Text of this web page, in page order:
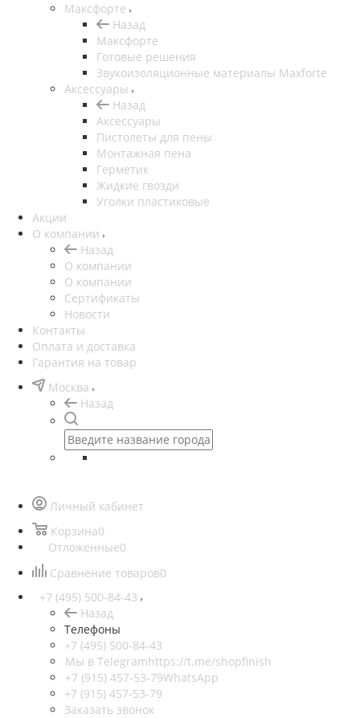
Максфорте
Назад
Максфорте
Готовые решения
Звукоизоляционные материалы Maxforte
Аксессуары
Назад
Аксессуары
Пистолеты для пены
Монтажная пена
Герметик
Жидкие гвозди
Уголки пластиковые
Акции
О компании
Назад
О компании
О компании
Сертификаты
Новости
Контакты
Оплата и доставка
Гарантия на товар
Москва
Назад
Личный кабинет
Корзина0
Отложенные0
Сравнение товаров0
+7 (495) 500-84-43
Назад
Телефоны
+7 (495) 500-84-43
Мы в Telegramhttps://t.me/shopfinish
+7 (915) 457-53-79WhatsApp
+7 (915) 457-53-79
Заказать звонок